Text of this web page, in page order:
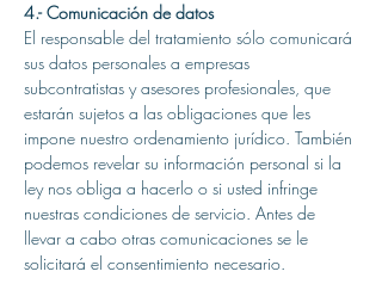
4.- Comunicación de datos
El responsable del tratamiento sólo comunicará
sus datos personales a empresas
subcontratistas y asesores profesionales, que
estarán sujetos a las obligaciones que les
impone nuestro ordenamiento jurídico. También
podemos revelar su información personal si la
ley nos obliga a hacerlo o si usted infringe
nuestras condiciones de servicio. Antes de
llevar a cabo otras comunicaciones se le
solicitará el consentimiento necesario.